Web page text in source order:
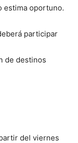
estima oportuno.
participar
de destinos
del viernes